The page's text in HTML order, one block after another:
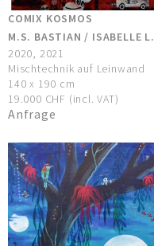
COMIX KOSMOS
M.S. BASTIAN / ISABELLE L.
2020, 2021
Mischtechnik auf Leinwand
140 x 190 cm
19.000 CHF (incl. VAT)
Anfrage